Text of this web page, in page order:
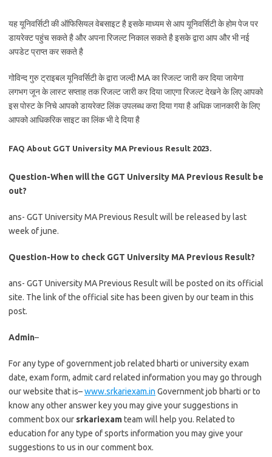
यह यूनिवर्सिटी की ऑफिसियल वेबसाइट है इसके माध्यम से आप यूनिवर्सिटी के होम पेज पर
डायरेक्ट पहुंच सकते है और अपना रिजल्ट निकाल सकते है इसके द्वारा आप और भी नई
अपडेट प्राप्त कर सकते है
गोविन्द गुरु ट्राइबल यूनिवर्सिटी के द्वारा जल्दी MA का रिजल्ट जारी कर दिया जायेगा
लगभग जून के लास्ट सप्ताह तक रिजल्ट जारी कर दिया जाएगा रिजल्ट देखने के लिए आपको
इस पोस्ट के निचे आपको डायरेक्ट लिंक उपलब्ध करा दिया गया है अधिक जानकारी के लिए
आपको आधिकरिक साइट का लिंक भी दे दिया है
FAQ About GGT University MA Previous Result 2023.
Question-When will the GGT University MA Previous Result be
out?
ans- GGT University MA Previous Result will be released by last
week of june.
Question-How to check GGT University MA Previous Result?
ans- GGT University MA Previous Result will be posted on its official
site. The link of the official site has been given by our team in this
post.
Admin–
For any type of government job related bharti or university exam
date, exam form, admit card related information you may go through
our website that is–www.srkariexam.in Government job bharti or to
know any other answer key you may give your suggestions in
comment box our srkariexamteam will help you. Related to
education for any type of sports information you may give your
suggestions to us in our comment box.